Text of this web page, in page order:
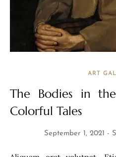
ART
The Bodies in
Colorful Tales
September 1, 2021